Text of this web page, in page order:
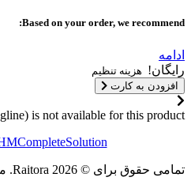
Based on your order, we recommend:
ادامه
رایگان! هزینه تنظیم
افزودن به کارت
is not available for this product.
تمامی حقوق برای © 2026 Raitora. محفوط می باشد.